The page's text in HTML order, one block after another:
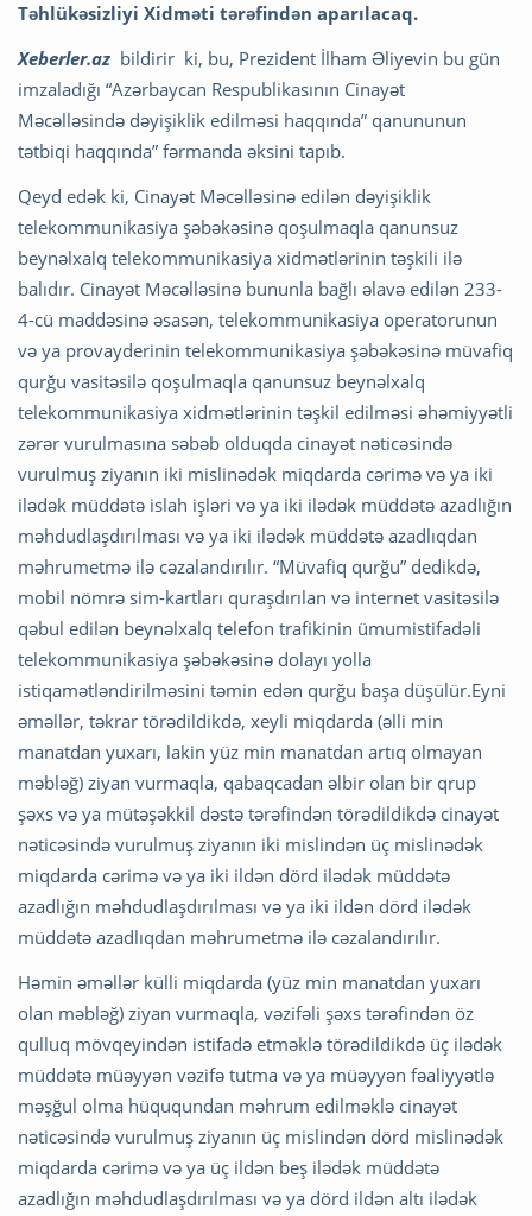
Təhlükəsizliyi Xidməti tərəfindən aparılacaq.
Xeberler.az bildirir ki, bu, Prezident İlham Əliyevin bu gün
imzaladığı “Azərbaycan Respublikasının Cinayət
Məcəlləsində dəyişiklik edilməsi haqqında” qanununun
tətbiqi haqqında” fərmanda əksini tapıb.
Qeyd edək ki, Cinayət Məcəlləsinə edilən dəyişiklik
telekommunikasiya şəbəkəsinə qoşulmaqla qanunsuz
beynəlxalq telekommunikasiya xidmətlərinin təşkili ilə
balıdır. Cinayət Məcəlləsinə bununla bağlı əlavə edilən 233-
4-cü maddəsinə əsasən, telekommunikasiya operatorunun
və ya provayderinin telekommunikasiya şəbəkəsinə müvafiq
qurğu vasitəsilə qoşulmaqla qanunsuz beynəlxalq
telekommunikasiya xidmətlərinin təşkil edilməsi əhəmiyyətli
zərər vurulmasına səbəb olduqda cinayət nəticəsində
vurulmuş ziyanın iki mislinədək miqdarda cərimə və ya iki
ilədək müddətə islah işləri və ya iki ilədək müddətə azadlığın
məhdudlaşdırılması və ya iki ilədək müddətə azadlıqdan
məhrumetmə ilə cəzalandırılır. “Müvafiq qurğu” dedikdə,
mobil nömrə sim-kartları quraşdırılan və internet vasitəsilə
qəbul edilən beynəlxalq telefon trafikinin ümumistifadəli
telekommunikasiya şəbəkəsinə dolayı yolla
istiqamətləndirilməsini təmin edən qurğu başa düşülür.Eyni
əməllər, təkrar törədildikdə, xeyli miqdarda (əlli min
manatdan yuxarı, lakin yüz min manatdan artıq olmayan
məbləğ) ziyan vurmaqla, qabaqcadan əlbir olan bir qrup
şəxs və ya mütəşəkkil dəstə tərəfindən törədildikdə cinayət
nəticəsində vurulmuş ziyanın iki mislindən üç mislinədək
miqdarda cərimə və ya iki ildən dörd ilədək müddətə
azadlığın məhdudlaşdırılması və ya iki ildən dörd ilədək
müddətə azadlıqdan məhrumetmə ilə cəzalandırılır.
Həmin əməllər külli miqdarda (yüz min manatdan yuxarı
olan mәblәğ) ziyan vurmaqla, vəzifəli şəxs tərəfindən öz
qulluq mövqeyindən istifadə etməklə törədildikdə üç ilədək
müddətə müəyyən vəzifə tutma və ya müəyyən fəaliyyətlə
məşğul olma hüququndan məhrum edilməklə cinayət
nəticəsində vurulmuş ziyanın üç mislindən dörd mislinədək
miqdarda cərimə və ya üç ildən beş ilədək müddətə
azadlığın məhdudlaşdırılması və ya dörd ildən altı ilədək